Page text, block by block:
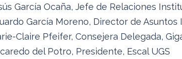
García Ocaña, Jefe de Relaciones
García Moreno, Director de Asuntos
Claire Pfeifer, Consejera Delegada,
del Potro, Presidente, Escal UGS